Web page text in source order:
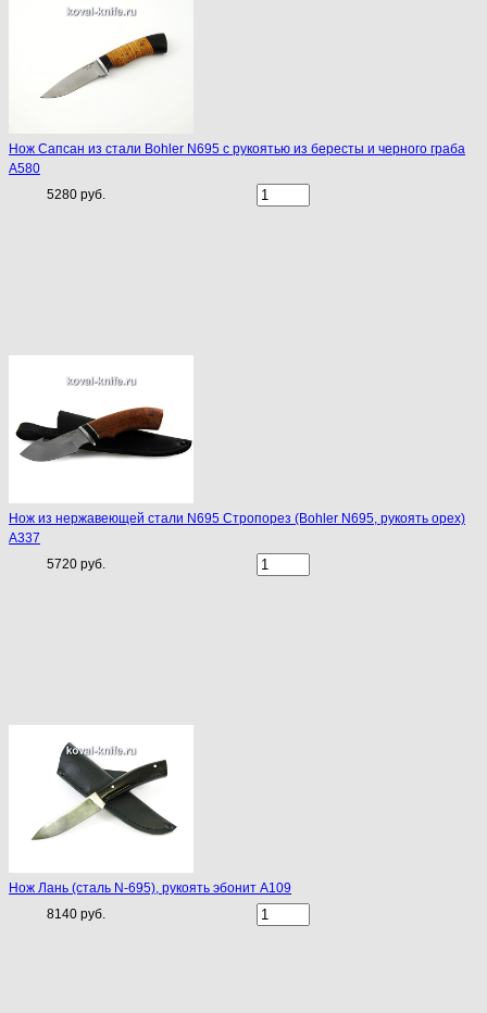
Нож Сапсан из стали Bohler N695 с рукоятью из бересты и черного граба
A580
5280 руб.
Нож из нержавеющей стали N695 Стропорез (Bohler N695, рукоять орех)
A337
5720 руб.
Нож Лань (сталь N-695), рукоять эбонит A109
8140 руб.